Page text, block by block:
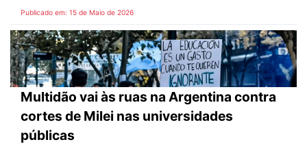
Publicado em: 15 de Maio de 2026
Multidão vai às ruas na Argentina contra
cortes de Milei nas universidades
públicas